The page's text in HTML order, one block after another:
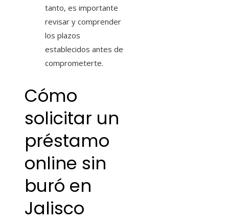
tanto, es importante
revisar y comprender
los plazos
establecidos antes de
comprometerte.
Cómo
solicitar un
préstamo
online sin
buró en
Jalisco